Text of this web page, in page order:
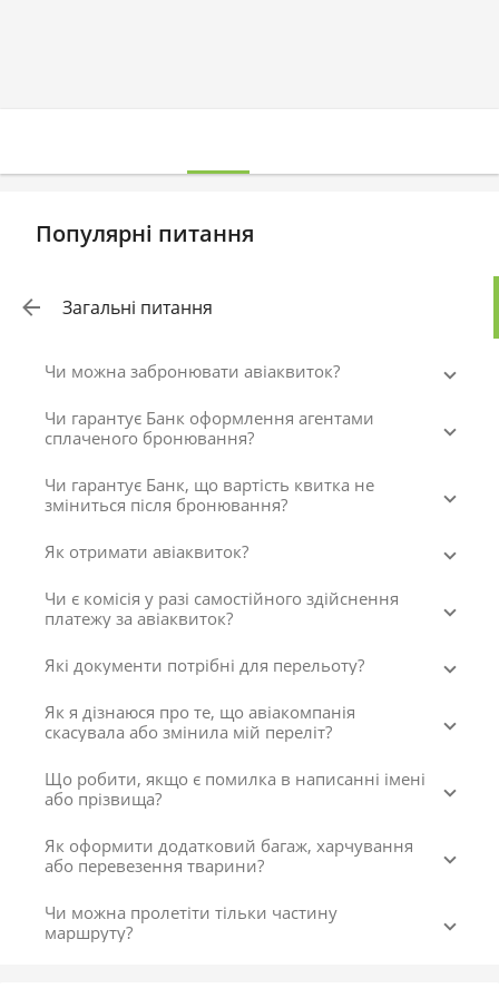
Популярні питання
Загальні питання
Чи можна забронювати авіаквиток?
Чи гарантує Банк оформлення агентами
сплаченого бронювання?
Чи гарантує Банк, що вартість квитка не
зміниться після бронювання?
Як отримати авіаквиток?
Чи є комісія у разі самостійного здійснення
платежу за авіаквиток?
Які документи потрібні для перельоту?
Як я дізнаюся про те, що авіакомпанія
скасувала або змінила мій переліт?
Що робити, якщо є помилка в написанні імені
або прізвища?
Як оформити додатковий багаж, харчування
або перевезення тварини?
Чи можна пролетіти тільки частину
маршруту?